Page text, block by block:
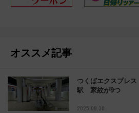
オススメ記事
つくばエクスプレ
駅 家紋が9つ
2025.08.30